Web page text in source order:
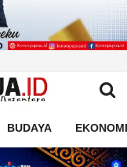
BUDAYA EKONOMI